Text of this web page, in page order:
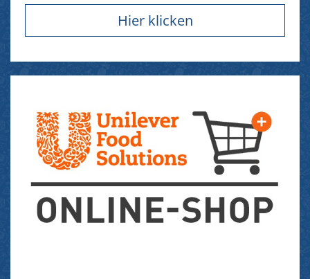
Hier klicken